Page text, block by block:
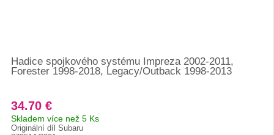
Hadice spojkového systému Impreza 2002-2011,
Forester 1998-2018, Legacy/Outback 1998-2013
34.70 €
Skladem více než 5 Ks
Originální díl Subaru